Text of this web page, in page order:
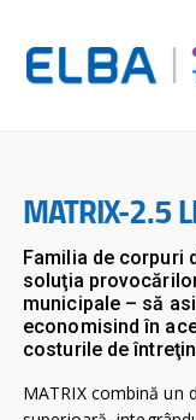
MATRIX-2.5
Familia de corpuri
soluţia
municipale – să
economisind în
costurile de
MATRIX combină un